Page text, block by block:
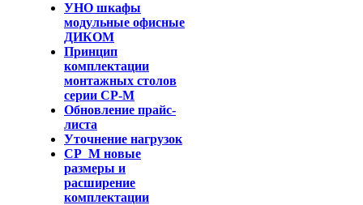
УНО шкафы
модульные офисные
ДИКОМ
Принцип
комплектации
монтажных столов
серии СР-М
Обновление прайс-
листа
Уточнение нагрузок
СР_М новые
размеры и
расширение
комплектации